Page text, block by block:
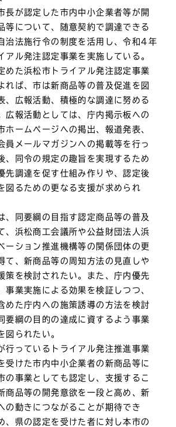
長が認定した市内中小企業者等が開
等について、随意契約で調達できる
治法施行令の制度を活用し、令和4年
アル発注認定事業を実施している。
めた浜松市トライアル発注認定事業
れば、市は新商品等の普及促進を図
、広報活動、積極的な調達に努める
広報活動としては、庁内掲示板への
ホームページへの掲出、報道発表、
員メールマガジンへの掲載等を行っ
、同令の規定の趣旨を実現するため
先調達を促す仕組み作りや、認定後
図るための更なる支援が求められ
、同要綱の目指す認定商品等の普及
、浜松商工会議所や公益財団法人浜
ーション推進機構等の関係団体の更
て、新商品等の周知方法の見直しや
策を検討されたい。また、庁内優先
事業実施による効果を検証しつつ、
めた庁内への施策誘導の方法を検討
要綱の目的の達成に資するよう事業
図られたい。
行っているトライアル発注推進事業
受けた市内中小企業者の新商品等に
の事業としても認定し、支援するこ
商品等の開発意欲を一段と高め、新
の動きにつながることが期待でき
、県の認定を受けた者に対し本市の